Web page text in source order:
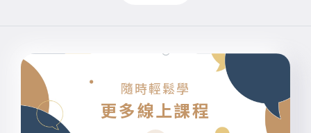
隨時輕鬆學
更多線上課程